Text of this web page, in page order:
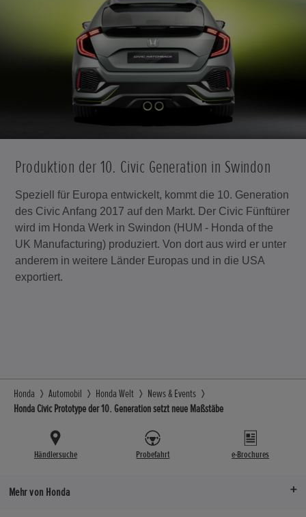
Produktion der 10. Civic Generation in Swindon
Speziell für Europa entwickelt, kommt die 10. Generation
des Civic Anfang 2017 auf den Markt. Der Civic Fünftürer
wird im Honda Werk in Swindon (HUM - Honda of the
UK Manufacturing) produziert. Von dort aus wird er unter
anderem in weitere Länder Europas und in die USA
exportiert.
Honda Automobil Honda Welt
News & Events
Honda Civic Prototype der 10. Generation setzt neue Maßstäbe
Händlersuche Probefahrt e-Brochures
Mehr von Honda